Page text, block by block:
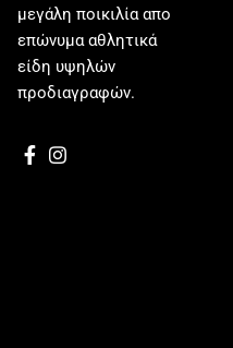
μεγάλη ποικιλία απο
επώνυμα αθλητικά
είδη υψηλών
προδιαγραφών.